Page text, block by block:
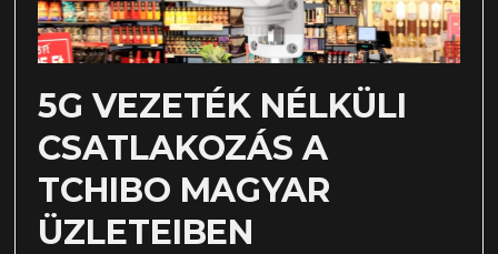
5G VEZETÉK NÉLKÜLI
CSATLAKOZÁS A
TCHIBO MAGYAR
ÜZLETEIBEN